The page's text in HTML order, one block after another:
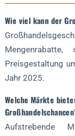
Wie viel kann der
Preisgestaltung
Jahr 2025.
Welche Märkte
Aufstrebende